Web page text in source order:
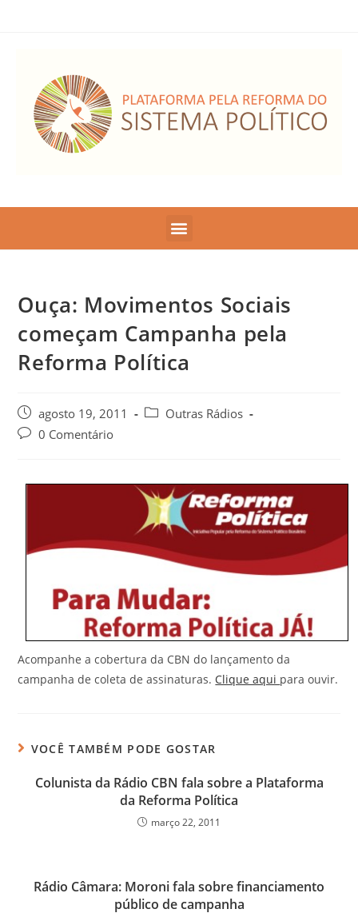
Ouça: Movimentos Sociais
começam Campanha pela
Reforma Política
agosto 19, 2011
Outras Rádios
0 Comentário
Acompanhe a cobertura da CBN do lançamento da
campanha de coleta de assinaturas. Clique aqui para ouvir.
VOCÊ TAMBÉM PODE GOSTAR
Colunista da Rádio CBN fala sobre a Plataforma
da Reforma Política
março 22, 2011
Rádio Câmara: Moroni fala sobre financiamento
público de campanha